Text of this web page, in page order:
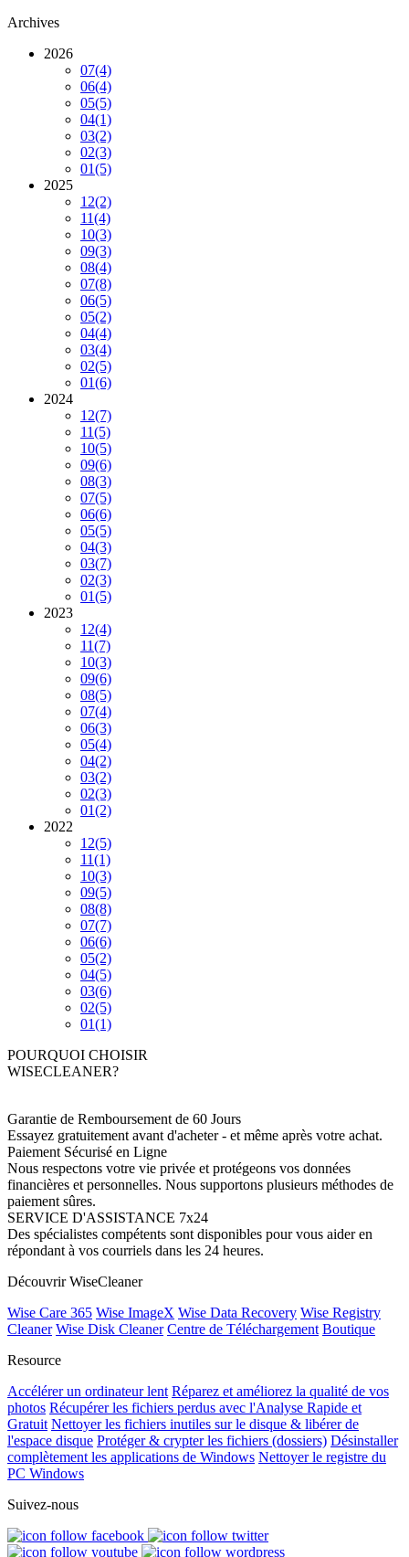
Archives
2026
07(4)
06(4)
05(5)
04(1)
03(2)
02(3)
01(5)
2025
12(2)
11(4)
10(3)
09(3)
08(4)
07(8)
06(5)
05(2)
04(4)
03(4)
02(5)
01(6)
2024
12(7)
11(5)
10(5)
09(6)
08(3)
07(5)
06(6)
05(5)
04(3)
03(7)
02(3)
01(5)
2023
12(4)
11(7)
10(3)
09(6)
08(5)
07(4)
06(3)
05(4)
04(2)
03(2)
02(3)
01(2)
2022
12(5)
11(1)
10(3)
09(5)
08(8)
07(7)
06(6)
05(2)
04(5)
03(6)
02(5)
01(1)
POURQUOI CHOISIR
WISECLEANER?
Garantie de Remboursement de 60 Jours
Essayez gratuitement avant d'acheter - et même après votre achat.
Paiement Sécurisé en Ligne
Nous respectons votre vie privée et protégeons vos données
financières et personnelles. Nous supportons plusieurs méthodes de
paiement sûres.
SERVICE D'ASSISTANCE 7x24
Des spécialistes compétents sont disponibles pour vous aider en
répondant à vos courriels dans les 24 heures.
Découvrir WiseCleaner
Wise Care 365 Wise ImageX Wise Data Recovery Wise Registry
Cleaner Wise Disk Cleaner Centre de Téléchargement Boutique
Resource
Accélérer un ordinateur lent Réparez et améliorez la qualité de vos
photos Récupérer les fichiers perdus avec l'Analyse Rapide et
Gratuit Nettoyer les fichiers inutiles sur le disque & libérer de
l'espace disque Protéger & crypter les fichiers (dossiers) Désinstaller
complètement les applications de Windows Nettoyer le registre du
PC Windows
Suivez-nous